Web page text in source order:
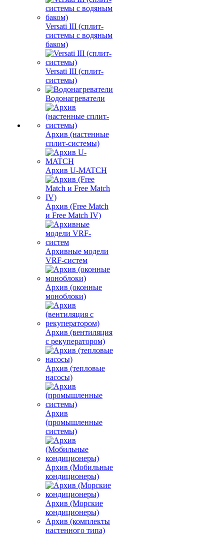
Versati III (сплит-
системы с водяным
баком)
Versati III (сплит-
системы)
Водонагреватели
Архив (настенные
сплит-системы)
Архив U-MATCH
Архив (Free Match
и Free Match IV)
Архивные модели
VRF-систем
Архив (оконные
моноблоки)
Архив (вентиляция
с рекуператором)
Архив (тепловые
насосы)
Архив
(промышленные
системы)
Архив (Мобильные
кондиционеры)
Архив (Морские
кондиционеры)
Архив (комплекты
настенного типа)